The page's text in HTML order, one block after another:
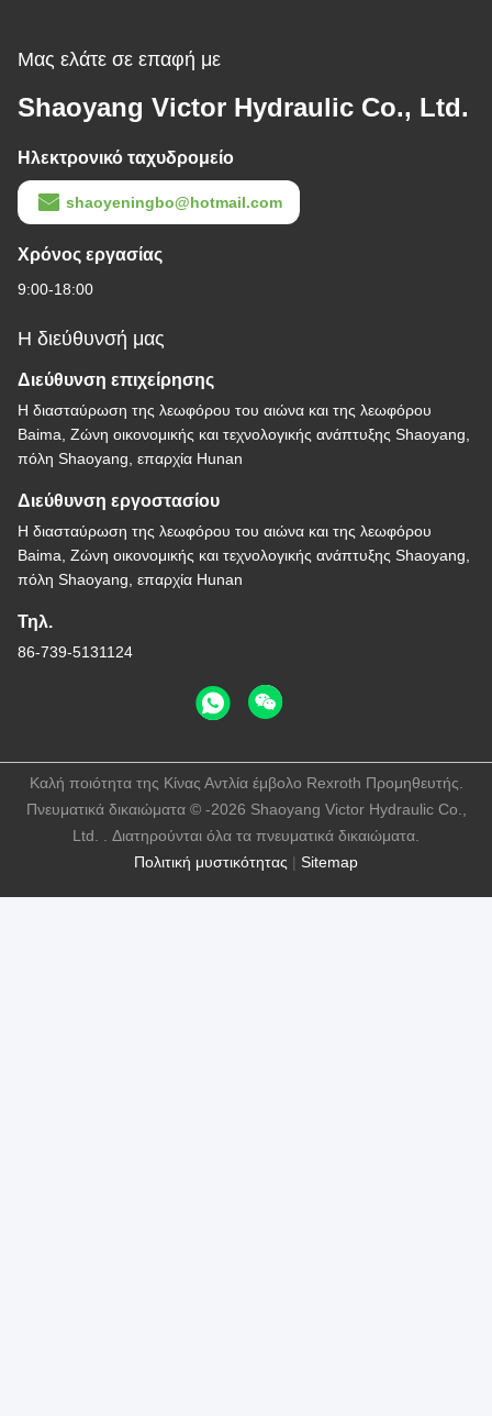
Μας ελάτε σε επαφή με
Shaoyang Victor Hydraulic Co., Ltd.
Ηλεκτρονικό ταχυδρομείο
shaoyeningbo@hotmail.com
Χρόνος εργασίας
9:00-18:00
Η διεύθυνσή μας
Διεύθυνση επιχείρησης
Η διασταύρωση της λεωφόρου του αιώνα και της λεωφόρου
Baima, Ζώνη οικονομικής και τεχνολογικής ανάπτυξης Shaoyang,
πόλη Shaoyang, επαρχία Hunan
Διεύθυνση εργοστασίου
Η διασταύρωση της λεωφόρου του αιώνα και της λεωφόρου
Baima, Ζώνη οικονομικής και τεχνολογικής ανάπτυξης Shaoyang,
πόλη Shaoyang, επαρχία Hunan
Τηλ.
86-739-5131124
Πολιτική μυστικότητας | Sitemap
Καλή ποιότητα της Κίνας Αντλία έμβολο Rexroth Προμηθευτής.
Πνευματικά δικαιώματα © -2026 Shaoyang Victor Hydraulic Co.,
Ltd. . Διατηρούνται όλα τα πνευματικά δικαιώματα.